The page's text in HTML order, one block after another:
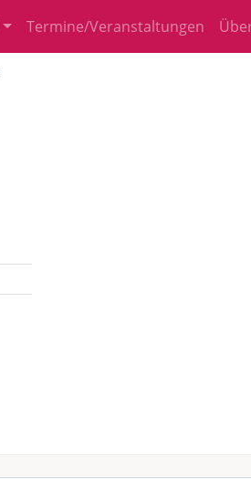
Termine/Veranstaltungen